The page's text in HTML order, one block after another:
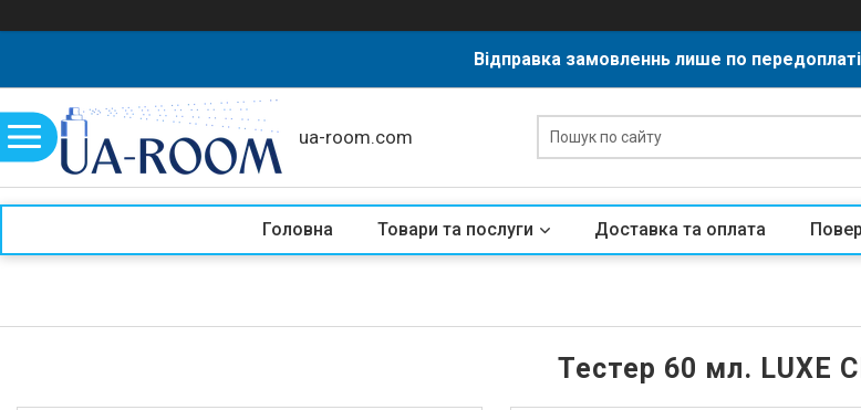
Відправка замовленнь лише по передоплаті
ua-room.com
Головна Товари та послуги Доставка та оплата
Тестер 60 мл. LUXE